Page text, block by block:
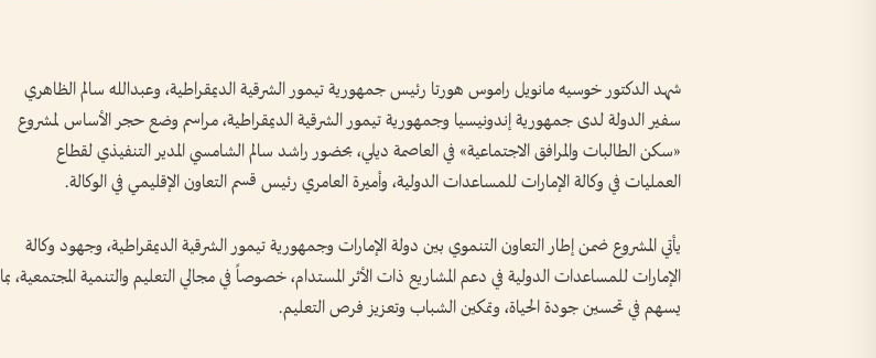
شهد الدكتور خوسيه مانويل راموس هورتا رئيس جمهورية تيمور الشرقية الديمقراطية، وعبدالله سالم الظاهري
سفير الدولة لدى جمهورية إندونيسيا وجمهورية تيمور الشرقية الديمقراطية، مراسم وضع حجر الأساس لمشروع
«سكن الطالبات والمرافق الاجتماعية» في العاصمة ديلي، بحضور راشد سالم الشامسي المدير التنفيذي لقطاع
العمليات في وكالة الإمارات للمساعدات الدولية، وأميرة العامري رئيس قسم التعاون الإقليمي في الوكالة.
يأتي المشروع ضمن إطار التعاون التنموي بين دولة الإمارات وجمهورية تيمور الشرقية الديمقراطية، وجهود وكالة
الإمارات للمساعدات الدولية في دعم المشاريع ذات الأثر المستدام، خصوصاً في مجالي التعليم والتنمية المجتمعية، بما
يسهم في تحسين جودة الحياة، وتمكين الشباب وتعزيز فرص التعليم.